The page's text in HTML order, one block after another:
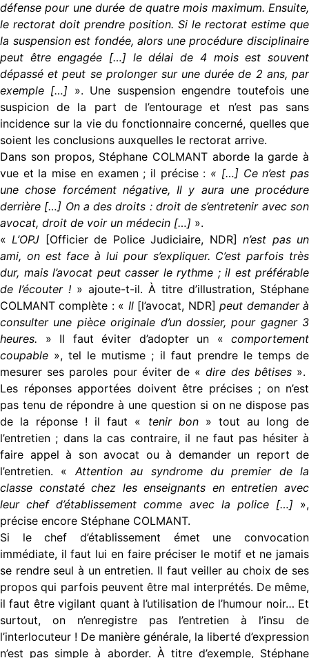
défense pour une durée de quatre mois maximum. Ensuite,
le rectorat doit prendre position. Si le rectorat estime que
la suspension est fondée, alors une procédure disciplinaire
peut être engagée […] le délai de 4 mois est souvent
dépassé et peut se prolonger sur une durée de 2 ans, par
exemple […] ». Une suspension engendre toutefois une
suspicion de la part de l’entourage et n’est pas sans
incidence sur la vie du fonctionnaire concerné, quelles que
soient les conclusions auxquelles le rectorat arrive.
Dans son propos, Stéphane COLMANT aborde la garde à
vue et la mise en examen ; il précise : « […] Ce n’est pas
une chose forcément négative, Il y aura une procédure
derrière […] On a des droits : droit de s’entretenir avec son
avocat, droit de voir un médecin […] ».
«L’OPJ [Officier de Police Judiciaire, NDR] n’est pas un
ami, on est face à lui pour s’expliquer. C’est parfois très
dur, mais l’avocat peut casser le rythme ; il est préférable
de l’écouter ! » ajoute-t-il. À titre d’illustration, Stéphane
COLMANT complète : « Il [l’avocat, NDR]peut demander à
consulter une pièce originale d’un dossier, pour gagner 3
heures. » Il faut éviter d’adopter un « comportement
coupable », tel le mutisme ; il faut prendre le temps de
mesurer ses paroles pour éviter de «dire des bêtises».
Les réponses apportées doivent être précises ; on n’est
pas tenu de répondre à une question si on ne dispose pas
de la réponse ! il faut « tenir bon» tout au long de
l’entretien ; dans la cas contraire, il ne faut pas hésiter à
faire appel à son avocat ou à demander un report de
l’entretien. «Attention au syndrome du premier de la
classe constaté chez les enseignants en entretien avec
leur chef d’établissement comme avec la police […] »,
précise encore Stéphane COLMANT.
Si le chef d’établissement émet une convocation
immédiate, il faut lui en faire préciser le motif et ne jamais
se rendre seul à un entretien. Il faut veiller au choix de ses
propos qui parfois peuvent être mal interprétés. De même,
il faut être vigilant quant à l’utilisation de l’humour noir… Et
surtout, on n’enregistre pas l’entretien à l’insu de
l’interlocuteur ! De manière générale, la liberté d’expression
n’est pas simple à aborder. À titre d’exemple, Stéphane